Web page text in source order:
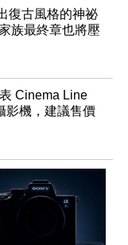
復古風格的神祕
族最終章也將壓
Cinema Line
影機，建議售價